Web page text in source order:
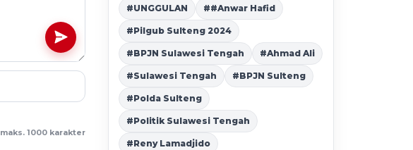
maks. 1000 karakter
#UNGGULAN ##Anwar Hafid
#Pilgub Sulteng 2024
#BPJN Sulawesi Tengah #Ahmad Ali
#Sulawesi Tengah #BPJN Sulteng
#Polda Sulteng
#Politik Sulawesi Tengah
#Reny Lamadjido